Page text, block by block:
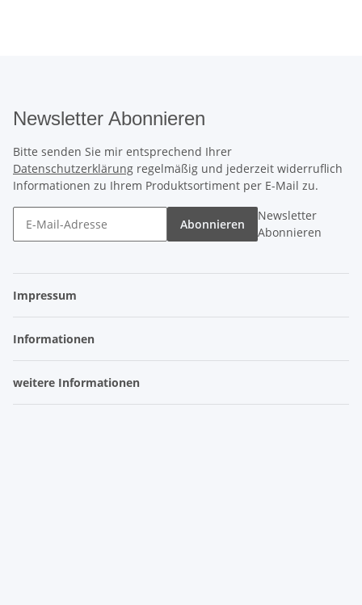
Newsletter Abonnieren
Bitte senden Sie mir entsprechend Ihrer
Datenschutzerklärung regelmäßig und jederzeit widerruflich
Informationen zu Ihrem Produktsortiment per E-Mail zu.
Abonnieren
Newsletter
Abonnieren
Impressum
Informationen
weitere Informationen